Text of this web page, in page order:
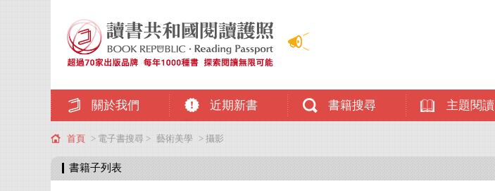
關於我們 近期新書 書籍搜尋 主題閱讀
首頁 > 電子書搜尋 > 藝術美學 > 攝影
書籍子列表